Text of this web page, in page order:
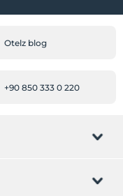
Otelz blog
+90 850 333 0 220